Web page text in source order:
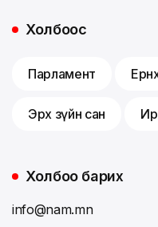
Холбоос
Парламент
Эрх зүйн сан
Холбоо барих
info@nam.mn